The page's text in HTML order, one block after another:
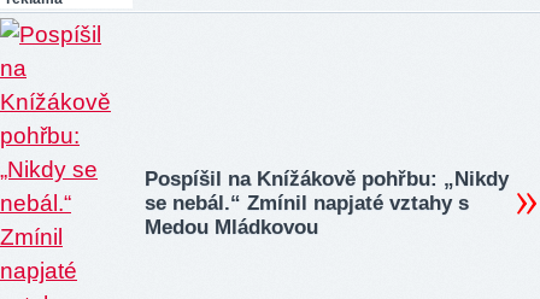
Pospíšil na Knížákově pohřbu: „Nikdy
se nebál.“ Zmínil napjaté vztahy s
Medou Mládkovou